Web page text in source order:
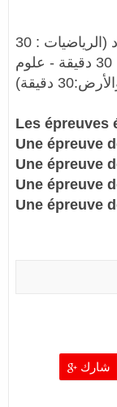
بعد الانتقاء هناك مباراة كتابية في 4 مواد (الرياضيات : 30
دقيقة - الفزياء: 30 دقيقة - الكمياء: 30 دقيقة - علوم
دقيقة)
Les épreuves
Une épreuve
Une épreuve
Une épreuve
Une épreuve
شارك